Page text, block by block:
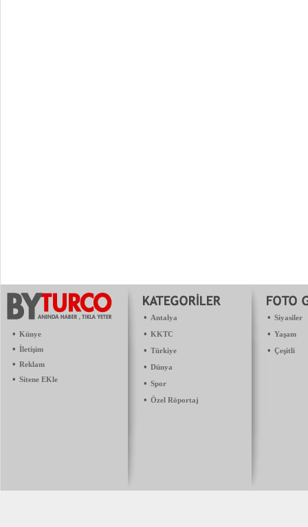
• Künye
• İletişim
• Reklam
• Sitene EKle
• Antalya
• KKTC
• Türkiye
• Dünya
• Spor
• Özel Röportaj
• Siyasiler
• Yaşam
• Çeşitli